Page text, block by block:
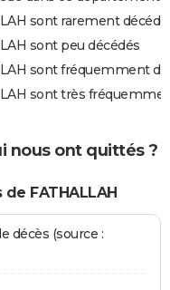
sont rarement
sont peu décédés
sont fréquemment
sont très
nous ont quittés ?
FATHALLAH
décès (source :